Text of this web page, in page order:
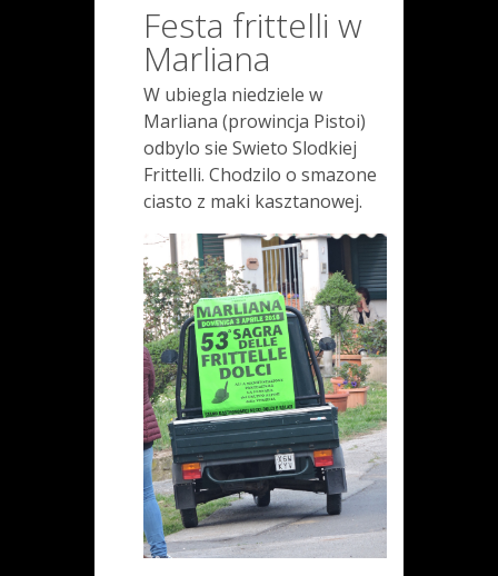
Festa frittelli w
Marliana
W ubiegla niedziele w
Marliana (prowincja Pistoi)
odbylo sie Swieto Slodkiej
Frittelli. Chodzilo o smazone
ciasto z maki kasztanowej.